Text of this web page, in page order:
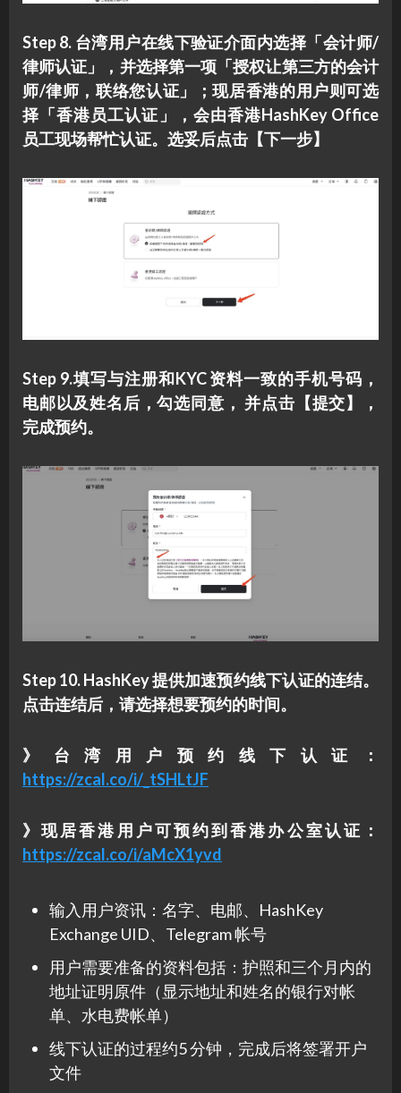
Step 8. 台湾用户在线下验证介面内选择「会计师/
律师认证」，并选择第一项「授权让第三方的会计
师/律师，联络您认证」；现居香港的用户则可选
择「香港员工认证」，会由香港HashKey Office
员工现场帮忙认证。 选妥后点击【下一步】
Step 9.填写与注册和KYC 资料一致的手机号码，
电邮以及姓名后，勾选同意， 并点击【提交】，
完成预约。
Step 10. HashKey 提供加速预约线下认证的连结。
点击连结后，请选择想要预约的时间。
》台湾用户预约线下认证：
https://zcal.co/i/_tSHLtJF
》现居香港用户可预约到香港办公室认证：
https://zcal.co/i/aMcX1yvd
输入用户资讯：名字、电邮、HashKey
Exchange UID、Telegram 帐号
用户需要准备的资料包括：护照和三个月内的
地址证明原件（显示地址和姓名的银行对帐
单、水电费帐单）
线下认证的过程约5 分钟，完成后将签署开户
文件